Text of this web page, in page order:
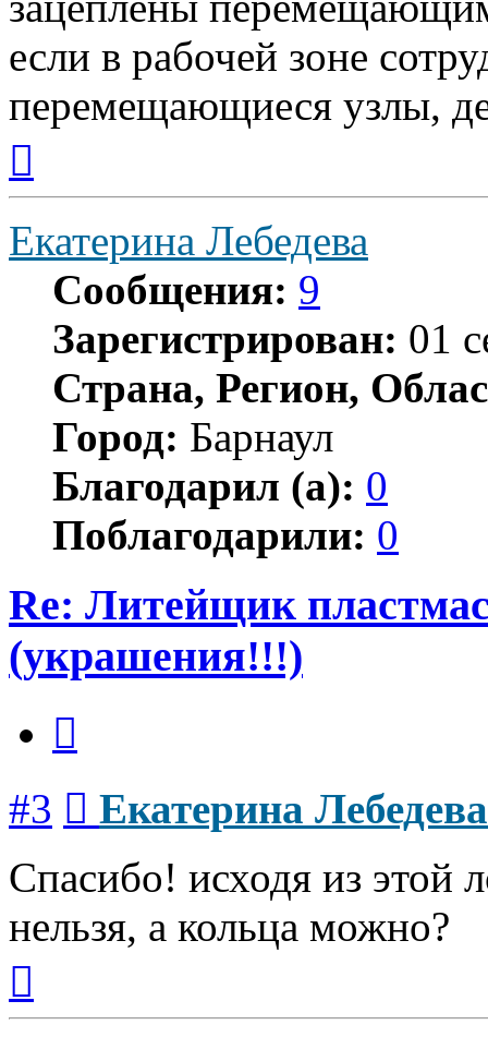
если в рабочей зоне
перемещающиеся узлы,
началу
Екатерина Лебедева
Сообщения: 9
Зарегистрирован: 01
Страна, Регион,
Город: Барнаул
Благодарил (а): 0
Поблагодарили: 0
Re: Литейщик
(украшения!!!)
#3
Екатерина Лебедева
Спасибо! исходя из этой
нельзя, а кольца можно?
началу